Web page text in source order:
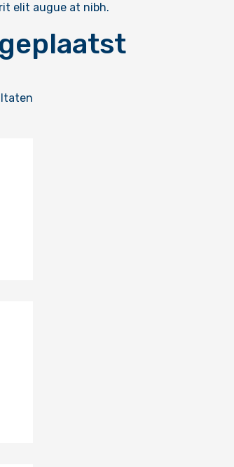
elit augue at nibh.